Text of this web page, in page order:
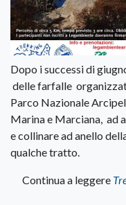
Dopo i successi di
delle farfalle
Parco Nazionale
Marina e Marciana, ad
e collinare ad anello
qualche tratto.
Continua a leggere